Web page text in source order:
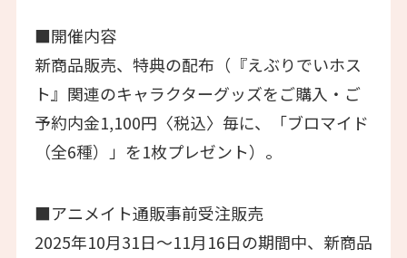
■開催内容
新商品販売、特典の配布（『えぶりでいホス
ト』関連のキャラクターグッズをご購入・ご
予約内金1,100円〈税込〉毎に、「ブロマイド
（全6種）」を1枚プレゼント）。
■アニメイト通販事前受注販売
2025年10月31日～11月16日の期間中、新商品